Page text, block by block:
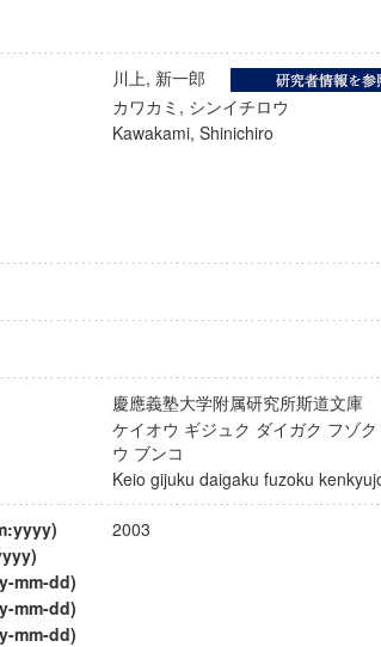
川上, 新一郎
カワカミ, シンイチロウ
Kawakami, Shinichiro
慶應義塾大学附属研究所斯道文
ケイオウ ギジュク ダイガク フゾ
ウ ブンコ
Keio gijuku daigaku fuzoku
2003
mm-dd)
mm-dd)
mm-dd)